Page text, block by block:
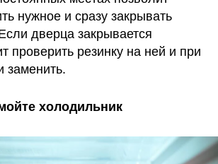
нужное и сразу закрывать
дверца закрывается
проверить резинку на ней и при
заменить.
холодильник